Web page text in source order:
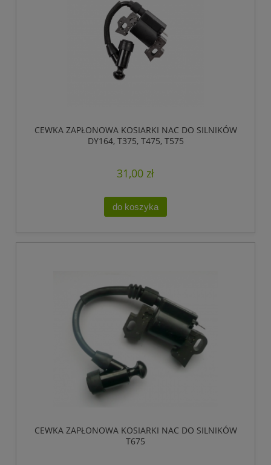
CEWKA ZAPŁONOWA KOSIARKI NAC DO SILNIKÓW
DY164, T375, T475, T575
31,00 zł
do koszyka
CEWKA ZAPŁONOWA KOSIARKI NAC DO SILNIKÓW
T675